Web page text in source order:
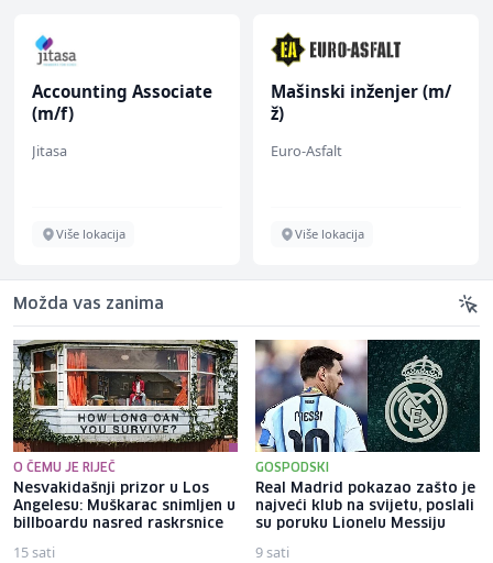
Accounting Associate
(m/f)
Jitasa
Više lokacija
Mašinski inženjer (m/
ž)
Euro-Asfalt
Više lokacija
Možda vas zanima
O ČEMU JE RIJEČ
Nesvakidašnji prizor u Los
Angelesu: Muškarac snimljen u
billboardu nasred raskrsnice
15 sati
GOSPODSKI
Real Madrid pokazao zašto je
najveći klub na svijetu, poslali
su poruku Lionelu Messiju
9 sati